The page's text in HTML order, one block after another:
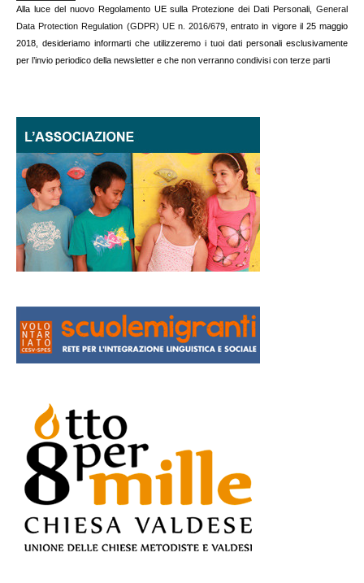
Alla luce del nuovo Regolamento UE sulla Protezione dei Dati Personali, General
Data Protection Regulation (GDPR) UE n. 2016/679 , entrato in vigore il 25 maggio
2018, desideriamo informarti che utilizzeremo i tuoi dati personali esclusivamente
per l’invio periodico della newsletter e che non verranno condivisi con terze parti